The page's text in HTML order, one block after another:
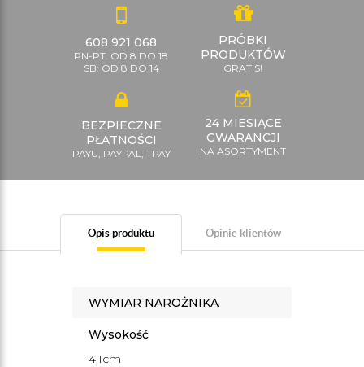
608 921 068
PN-PT: OD 8 DO 18
SB: OD 8 DO 14
PRÓBKI
PRODUKTÓW
GRATIS!
BEZPIECZNE
PŁATNOŚCI
PAYU, PAYPAL, TPAY
24 MIESIĄCE
GWARANCJI
NA ASORTYMENT
Opis produktu Opinie klientów
WYMIAR NAROŻNIKA
Wysokość
4,1cm